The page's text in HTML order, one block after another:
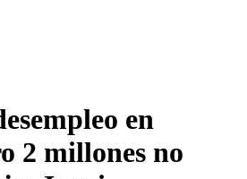
en
2 millones no